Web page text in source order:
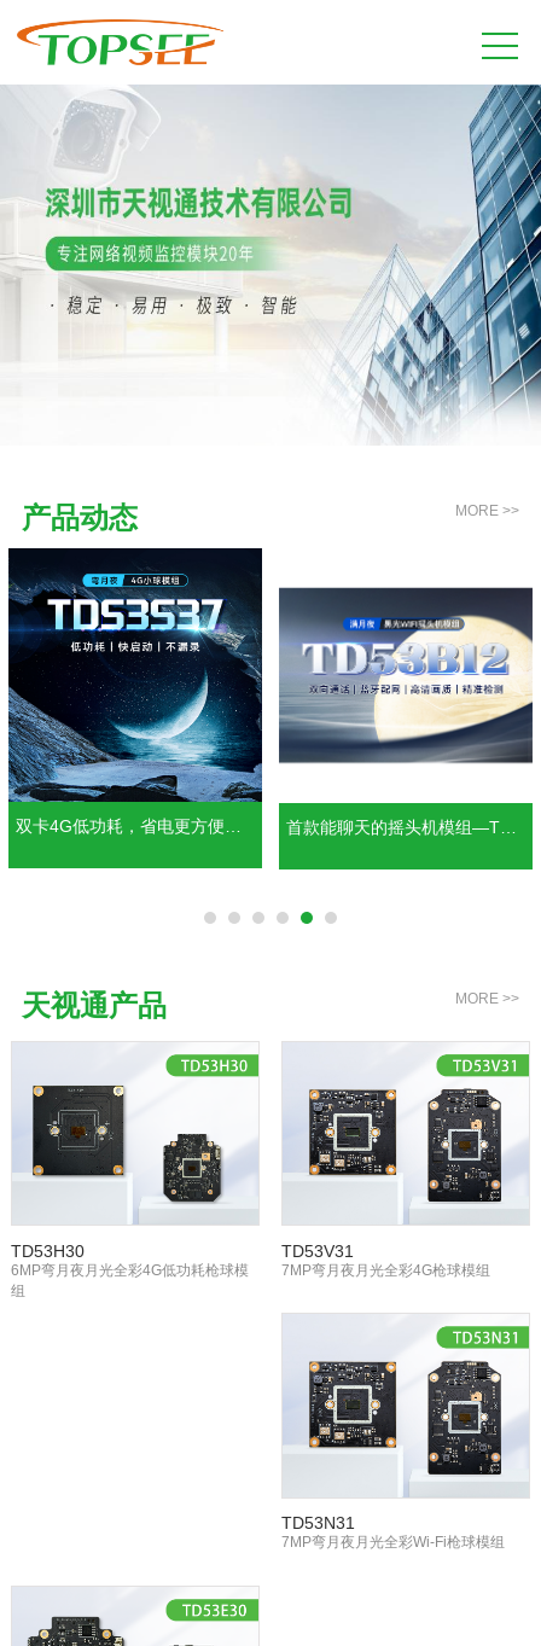
产品动态 MORE >>
双卡4G低功耗，省电更方便—T
首款能聊天的摇头机模组—TD5
天视通产品 MORE >>
TD53H30
6MP弯月夜月光全彩4G低功耗枪球模
组
TD53V31
7MP弯月夜月光全彩4G枪球模组
TD53N31
7MP弯月夜月光全彩Wi-Fi枪球模组